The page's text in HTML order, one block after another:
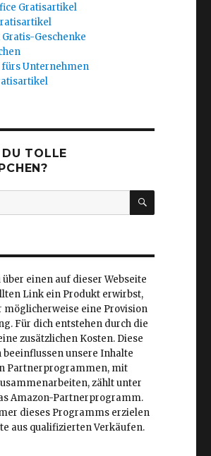
Gratisartikel
Gratis-Geschenke
fürs Unternehmen
TOLLE
SUCHEN
einen auf dieser Webseite
Link ein Produkt erwirbst,
möglicherweise eine Provision
Für dich entstehen durch die
zusätzlichen Kosten. Diese
beeinflussen unsere Inhalte
Partnerprogrammen, mit
zählt unter
Amazon-Partnerprogramm.
dieses Programms erzielen
aus qualifizierten Verkäufen.